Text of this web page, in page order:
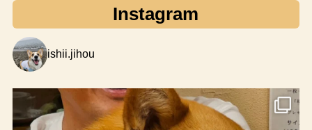
Instagram
ishii.jihou